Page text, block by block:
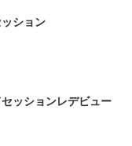
ション
ッションレデビュー